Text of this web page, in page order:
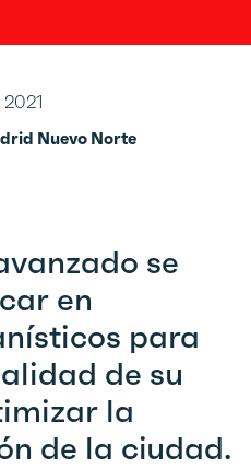
se
en
para
de su
la
de la ciudad.
2021
Nuevo Norte